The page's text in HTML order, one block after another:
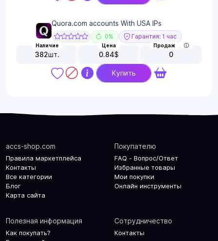
Quora.com accounts With USA IPs
0% Гарантия: 1 час
Наличие
382шт.
Цена
0.84$
Продаж
0
Купить
accs-shop.com
Правила маркетплейса
Контакты
Все категории
Блог
Карта сайта
Покупателю
FAQ - Вопрос/Ответ
Избранные товары
Мои покупки
Онлайн инструменты
Полезная информация
Как покупать?
Сотрудничество
Контакты